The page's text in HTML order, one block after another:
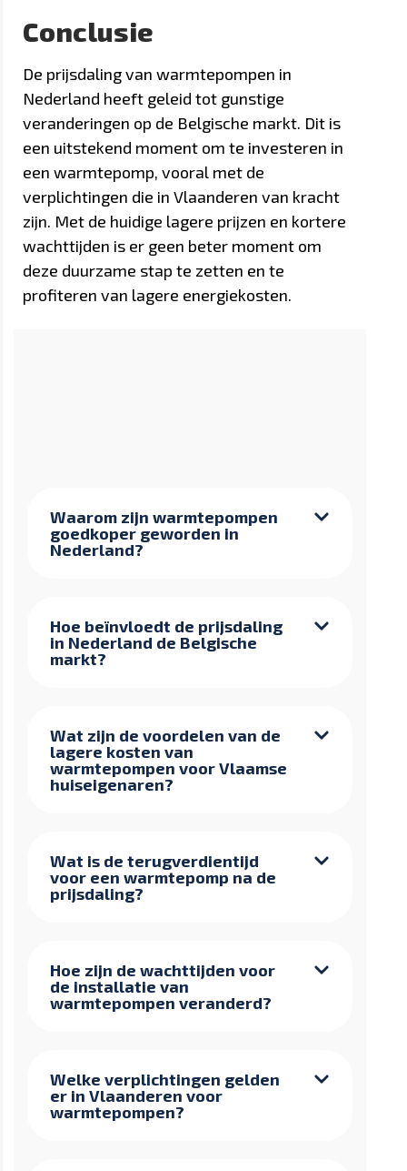
Conclusie
De prijsdaling van warmtepompen in
Nederland heeft geleid tot gunstige
veranderingen op de Belgische markt. Dit is
een uitstekend moment om te investeren in
een warmtepomp, vooral met de
verplichtingen die in Vlaanderen van kracht
zijn. Met de huidige lagere prijzen en kortere
wachttijden is er geen beter moment om
deze duurzame stap te zetten en te
profiteren van lagere energiekosten.
Waarom zijn warmtepompen
goedkoper geworden in
Nederland?
Hoe beïnvloedt de prijsdaling
in Nederland de Belgische
markt?
Wat zijn de voordelen van de
lagere kosten van
warmtepompen voor Vlaamse
huiseigenaren?
Wat is de terugverdientijd
voor een warmtepomp na de
prijsdaling?
Hoe zijn de wachttijden voor
de installatie van
warmtepompen veranderd?
Welke verplichtingen gelden
er in Vlaanderen voor
warmtepompen?